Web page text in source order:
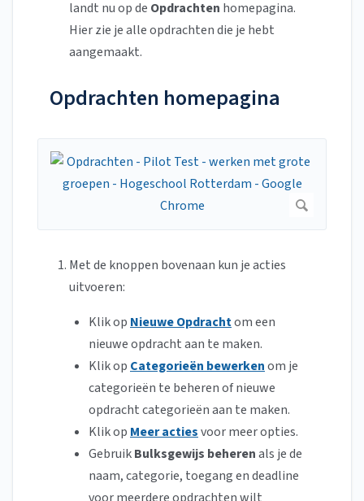
landt nu op de Opdrachten homepagina.
Hier zie je alle opdrachten die je hebt
aangemaakt.
Opdrachten homepagina
Met de knoppen bovenaan kun je acties
uitvoeren:
Klik op Nieuwe Opdrachtom een
nieuwe opdracht aan te maken.
Klik op Categorieën bewerkenom je
categorieën te beheren of nieuwe
opdracht categorieën aan te maken.
Klik op Meer actiesvoor meer opties.
GebruikBulksgewijs beherenals je de
naam, categorie, toegang en deadline